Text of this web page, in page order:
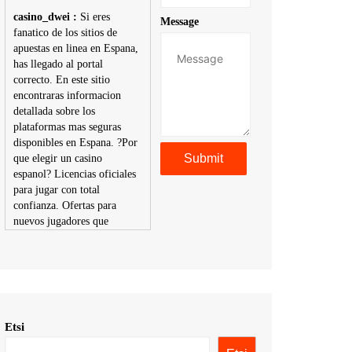
casino_dwei : Si eres
fanatico de los sitios de
apuestas en linea en Espana,
has llegado al portal
correcto. En este sitio
encontraras informacion
detallada sobre los
plataformas mas seguras
disponibles en Espana. ?Por
que elegir un casino
espanol? Licencias oficiales
para jugar con total
confianza. Ofertas para
nuevos jugadores que
metodos de pago,
Message
Etsi